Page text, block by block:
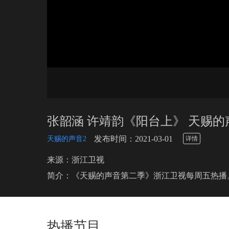
张韶涵 许靖韵《阳台上》 天赐的
天赐的声音2 发布时间：2021-03-01 详情
来源：浙江卫视
简介：《天赐的声音第二季》浙江卫视每周五热播